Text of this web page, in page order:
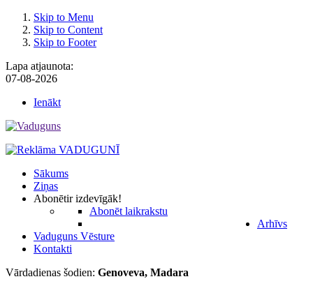
Skip to Menu
Skip to Content
Skip to Footer
Lapa atjaunota:
07-08-2026
Ienākt
Sākums
Ziņas
Abonētir izdevīgāk!
Abonēt laikrakstu
Arhīvs
Vaduguns Vēsture
Kontakti
Vārdadienas šodien: Genoveva, Madara